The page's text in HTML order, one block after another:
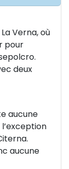
Verna, où
pour
deux
aucune
aucune